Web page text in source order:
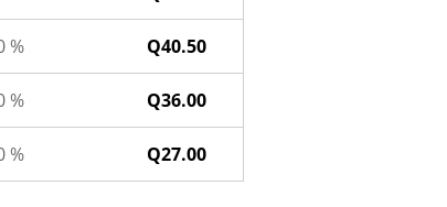
% Q40.50
% Q36.00
% Q27.00